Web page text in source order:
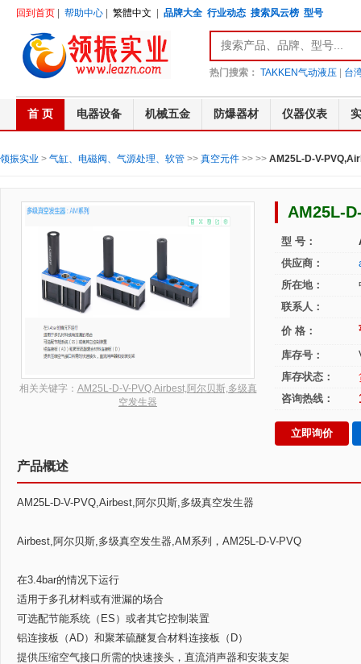
回到首页 帮助中心 繁體中文 品牌大全 行业动态 搜索风云榜 型号
热门搜索： TAKKEN气动液压 台
首 页 电器设备 机械五金 防爆器材 仪器仪表
领振实业 > 气缸、电磁阀、气源处理、软管 >> 真空元件 >> >> AM25L-D-V-
相关关键字： AM25L-D-V-PVQ,Airbest,阿尔贝斯,多级真
空发生器
AM25L-
型 号：
供应商：
所在地：
联系人：
价 格：
库存号：
库存状态：
咨询热线：
立即询价
产品概述
AM25L-D-V-PVQ,Airbest,阿尔贝斯,多级真空发生器
Airbest,阿尔贝斯,多级真空发生器,AM系列，AM25L-D-V-PVQ
在3.4bar的情况下运行
适用于多孔材料或有泄漏的场合
可选配节能系统（ES）或者其它控制装置
铝连接板（AD）和聚苯硫醚复合材料连接板（D）
提供压缩空气接口所需的快速接头，直流消声器和安装支架